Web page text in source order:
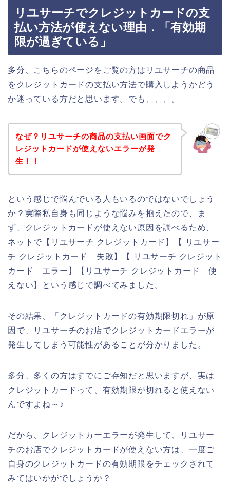
リユサーチでクレジットカードの支
払い方法が使えない理由．「有効期
限が過ぎている」
多分、こちらのページをご覧の方はリユサーチの商品
をクレジットカードの支払い方法で購入しようかどう
か迷っている方だと思います。でも、、、。
なぜ？リユサーチの商品の支払い画面でク
レジットカードが使えないエラーが発
生！！
という感じで悩んでいる人もいるのではないでしょう
か？実際私自身も同じような悩みを抱えたので、ま
ず、クレジットカードが使えない原因を調べるため、
ネットで【リユサーチ クレジットカード】【 リユサー
チ クレジットカード 失敗】【 リユサーチ クレジット
カード エラー】【リユサーチ クレジットカード 使
えない】という感じで調べてみました。
その結果、「クレジットカードの有効期限切れ」が原
因で、リユサーチのお店でクレジットカードエラーが
発生してしまう可能性があることが分かりました。
多分、多くの方はすでにご存知だと思いますが、実は
クレジットカードって、有効期限が切れると使えない
んですよね～♪
だから、クレジットカーエラーが発生して、リユサー
チのお店でクレジットカードが使えない方は、一度ご
自身のクレジットカードの有効期限をチェックされて
みてはいかがでしょうか？